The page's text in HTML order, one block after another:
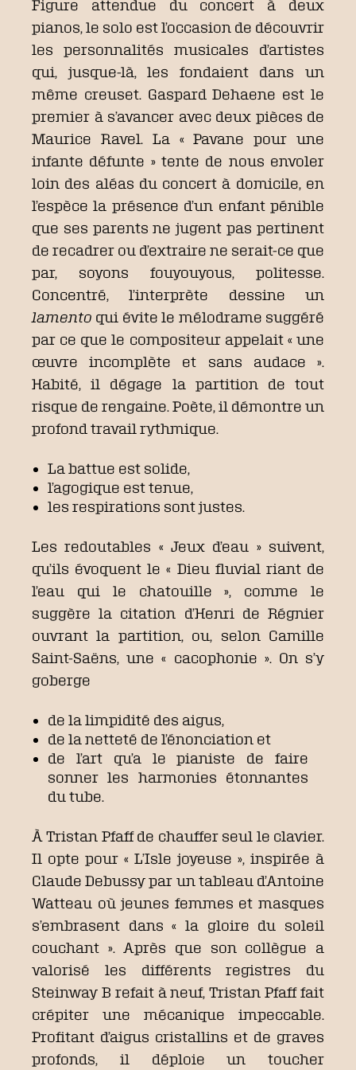
Figure attendue du concert à deux
pianos, le solo est l’occasion de découvrir
les personnalités musicales d’artistes
qui, jusque-là, les fondaient dans un
même creuset. Gaspard Dehaene est le
premier à s’avancer avec deux pièces de
Maurice Ravel. La « Pavane pour une
infante défunte » tente de nous envoler
loin des aléas du concert à domicile, en
l’espèce la présence d’un enfant pénible
que ses parents ne jugent pas pertinent
de recadrer ou d’extraire ne serait-ce que
par, soyons fouyouyous, politesse.
Concentré, l’interprète dessine un
lamento qui évite le mélodrame suggéré
par ce que le compositeur appelait « une
œuvre incomplète et sans audace ».
Habité, il dégage la partition de tout
risque de rengaine. Poète, il démontre un
profond travail rythmique.
La battue est solide,
l’agogique est tenue,
les respirations sont justes.
Les redoutables « Jeux d’eau » suivent,
qu’ils évoquent le « Dieu fluvial riant de
l’eau qui le chatouille », comme le
suggère la citation d’Henri de Régnier
ouvrant la partition, ou, selon Camille
Saint-Saëns, une « cacophonie ». On s’y
goberge
de la limpidité des aigus,
de la netteté de l’énonciation et
de l’art qu’a le pianiste de faire
sonner les harmonies étonnantes
du tube.
À Tristan Pfaff de chauffer seul le clavier.
Il opte pour « L’Isle joyeuse », inspirée à
Claude Debussy par un tableau d’Antoine
Watteau où jeunes femmes et masques
s’embrasent dans « la gloire du soleil
couchant ». Après que son collègue a
valorisé les différents registres du
Steinway B refait à neuf, Tristan Pfaff fait
crépiter une mécanique impeccable.
Profitant d’aigus cristallins et de graves
profonds, il déploie un toucher